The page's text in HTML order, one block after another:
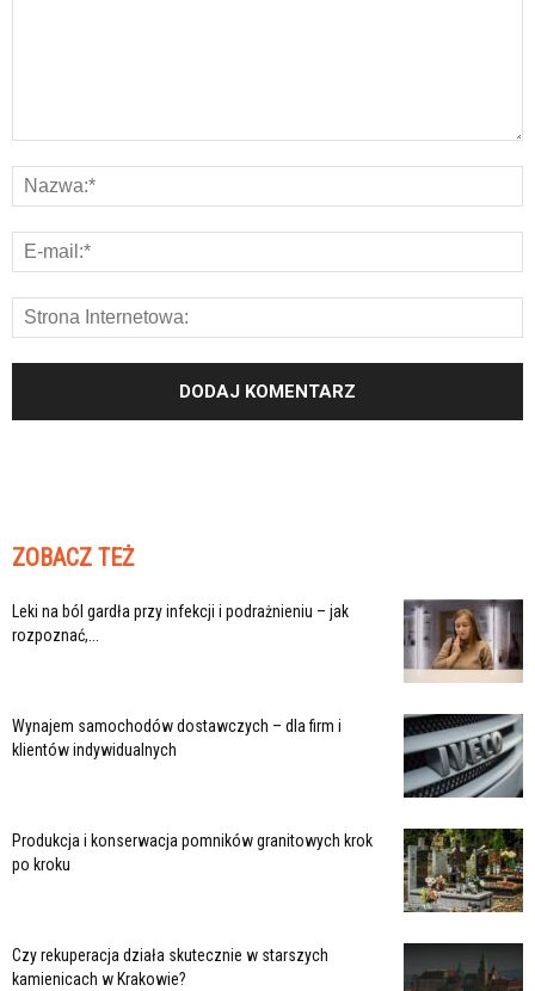
ZOBACZ TEŻ
Leki na ból gardła przy infekcji i podrażnieniu – jak
rozpoznać,...
Wynajem samochodów dostawczych – dla firm i
klientów indywidualnych
Produkcja i konserwacja pomników granitowych krok
po kroku
Czy rekuperacja działa skutecznie w starszych
kamienicach w Krakowie?